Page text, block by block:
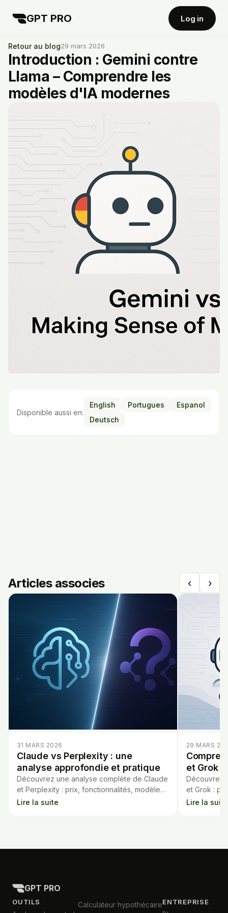
GPT PRO Log in
Retour au blog29 mars 2026
Introduction : Gemini contre
Llama – Comprendre les
modèles d'IA modernes
Disponible aussi en:
English Portugues
Espanol
Deutsch
Articles associes ‹ ›
31 MARS 2026
Claude vs Perplexity : une
analyse approfondie et pratique
Découvrez une analyse complète de Claude
et Perplexity : prix, fonctionnalités, modèles,
intégrations. Quel assistant IA choisir pour
Lire la suite
29 MARS
et Grok
Découvrez
et Grok :
expérience
Lire la suite
GPT PRO
OUTILS Calculateur hypothécaireENTREPRISE